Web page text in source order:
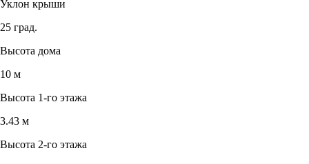
Уклон крыши
25 град.
Высота дома
10 м
Высота 1-го этажа
3.43 м
Высота 2-го этажа